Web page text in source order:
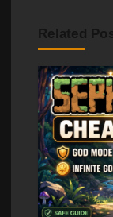
Related